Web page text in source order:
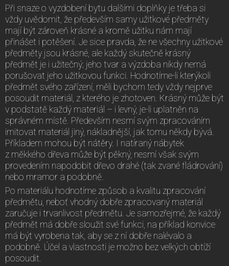
Při snaze o vyzdobení bytu dalšími doplňky je třeba si
vždy uvědomit, že především samy užitkové předměty
mají být zároveň krásné a kromě užitku nám mají
přinášet i potěšení. Je sice pravda, že ne všechny užitkové
předměty jsou krásné, ale každý skutečně krásný
předmět je i užitečný; jeho tvar a výzdoba nikdy nemá
porušovat jeho užitkovou funkci. Hodnotíme-li kterýkoli
předmět svého zařízení, měli bychom tedy vždy nejprve
posoudit materiál, z kterého je zhotoven. Krásný může být
v podstatě každý materiál – i levný, je-li uplatněn na
správném místě. Především nesmí svým zpracováním
imitovat materiál jiný, nákladnější, jak tomu někdy bývá.
Příkladem mohou být nátěry. I natíraný nábytek
z měkkého dřeva může být pěkný, nesmí však svým
provedením napodobit dřevo drahé (tak zvané fládrování)
nebo mramor a podobně.
Po materiálu hodnotíme způsob a kvalitu zpracování
předmětu, neboť vhodný dobře zpracovaný materiál
zaručuje i trvanlivost předmětu. Je samozřejmé, že každý
předmět má dobře sloužit své funkci, na příklad konvice
má být vyrobena tak, aby se z ní dobře nalévalo a
podobně. Účel a vlastnosti je možno bez velkých obtíží
posoudit.